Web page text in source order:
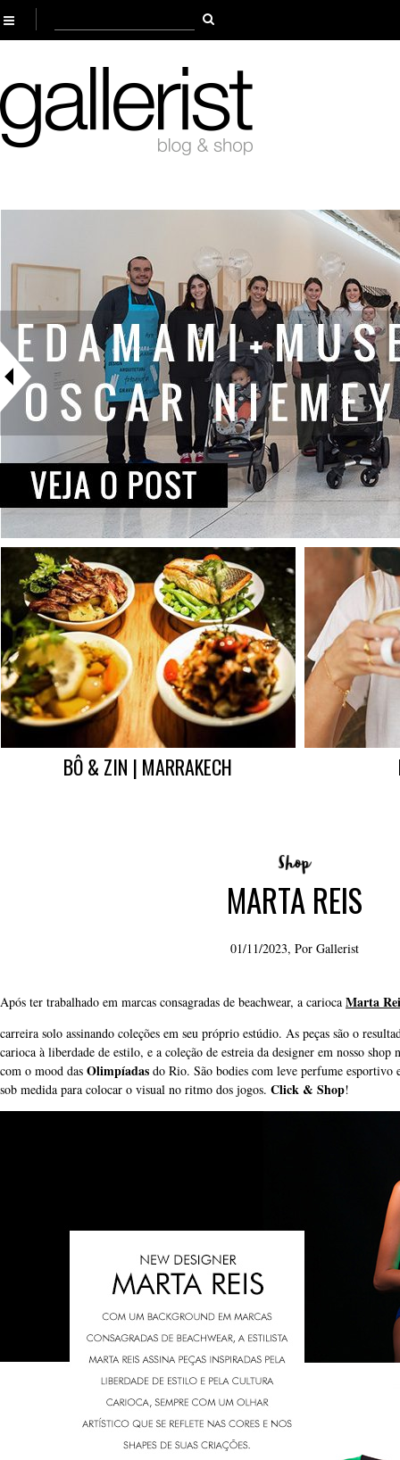
BÔ & ZIN | MARRAKECH
MARTA REIS
01/11/2023, Por Gallerist
Após ter trabalhado em marcas consagradas de beachwear, a carioca Marta
carreira solo assinando coleções em seu próprio estúdio. As peças são o
carioca à liberdade de estilo, e a coleção de estreia da designer em nosso
com o mood das Olimpíadas do Rio. São bodies com leve perfume
sob medida para colocar o visual no ritmo dos jogos. Click & Shop!